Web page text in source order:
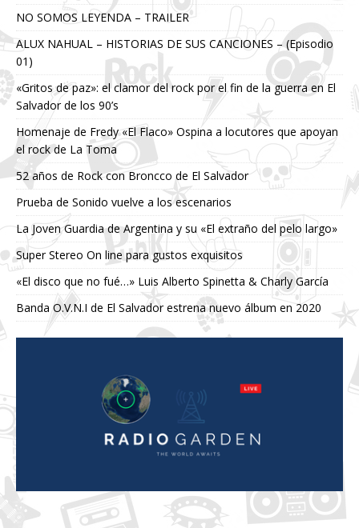
NO SOMOS LEYENDA – TRAILER
ALUX NAHUAL – HISTORIAS DE SUS CANCIONES – (Episodio
01)
«Gritos de paz»: el clamor del rock por el fin de la guerra en El
Salvador de los 90’s
Homenaje de Fredy «El Flaco» Ospina a locutores que apoyan
el rock de La Toma
52 años de Rock con Broncco de El Salvador
Prueba de Sonido vuelve a los escenarios
La Joven Guardia de Argentina y su «El extraño del pelo largo»
Super Stereo On line para gustos exquisitos
«El disco que no fué…» Luis Alberto Spinetta & Charly García
Banda O.V.N.I de El Salvador estrena nuevo álbum en 2020